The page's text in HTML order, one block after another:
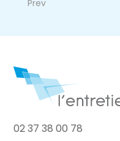
Prev
02 37 38 00 78